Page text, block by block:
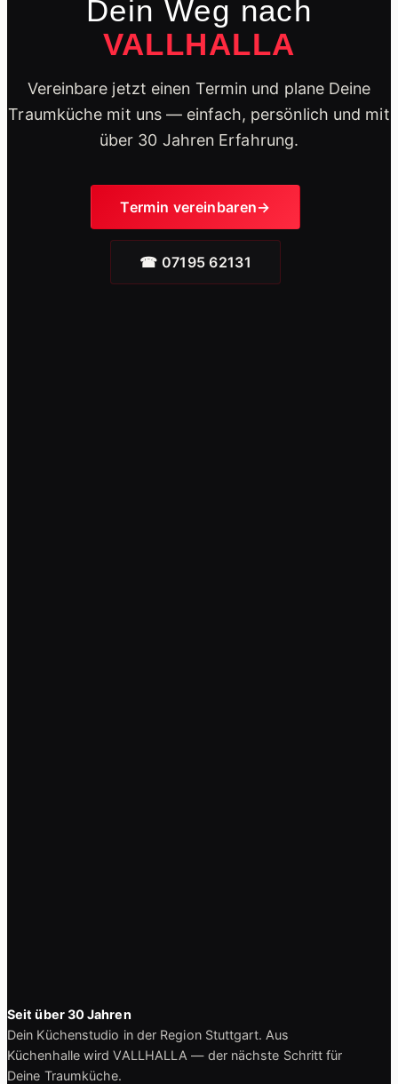
Dein Weg nach
VALLHALLA
Vereinbare jetzt einen Termin und plane Deine
Traumküche mit uns — einfach, persönlich und mit
über 30 Jahren Erfahrung.
Termin vereinbaren
☎ 07195 62131
Seit über 30 Jahren
Dein Küchenstudio in der Region Stuttgart. Aus
Küchenhalle wird VALLHALLA — der nächste Schritt für
Deine Traumküche.